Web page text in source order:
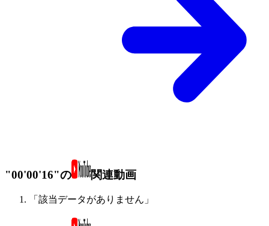
"00'00'16"の 関連動画
「該当データがありません」